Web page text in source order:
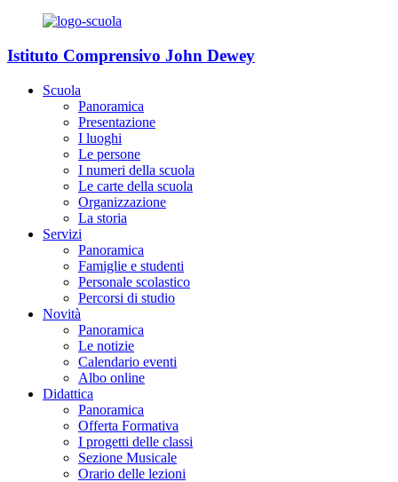
Istituto Comprensivo John Dewey
Scuola
Panoramica
Presentazione
I luoghi
Le persone
I numeri della scuola
Le carte della scuola
Organizzazione
La storia
Servizi
Panoramica
Famiglie e studenti
Personale scolastico
Percorsi di studio
Novità
Panoramica
Le notizie
Calendario eventi
Albo online
Didattica
Panoramica
Offerta Formativa
I progetti delle classi
Sezione Musicale
Orario delle lezioni